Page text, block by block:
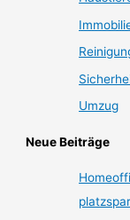
Umzug
Neue Beiträge